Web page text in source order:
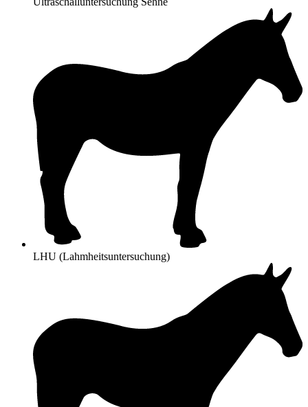
LHU (Lahmheitsuntersuchung)